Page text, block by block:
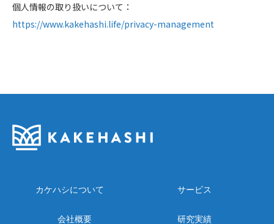
個人情報の取り扱いについて：
https://www.kakehashi.life/privacy-management
カケハシについて サービス
会社概要 研究実績